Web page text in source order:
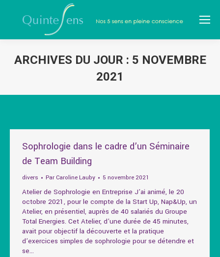
ARCHIVES DU JOUR : 5 NOVEMBRE
2021
Sophrologie dans le cadre d’un Séminaire
de Team Building
divers ParCaroline Lauby 5 novembre 2021
Atelier de Sophrologie en Entreprise J’ai animé, le 20
octobre 2021, pour le compte de la Start Up, Nap&Up, un
Atelier, en présentiel, auprès de 40 salariés du Groupe
Total Energies. Cet Atelier, d’une durée de 45 minutes,
avait pour objectif la découverte et la pratique
d’exercices simples de sophrologie pour se détendre et
se…